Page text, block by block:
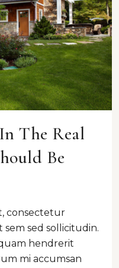
The Real
Be
consectetur
sem sed sollicitudin.
hendrerit
mi accumsan